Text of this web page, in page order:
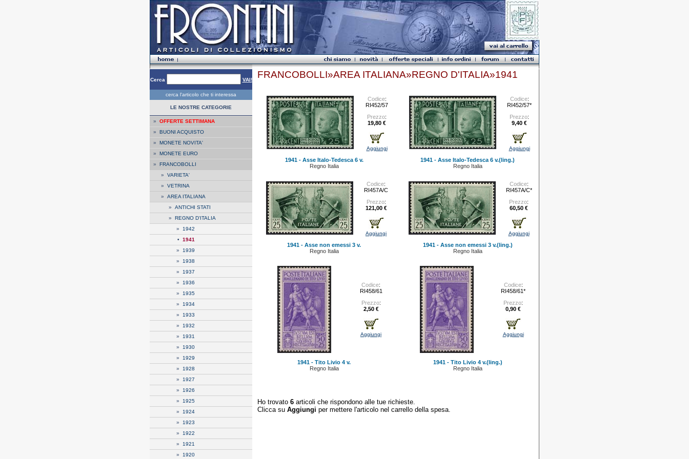
Cerca VAI!
cerca l'articolo che ti interessa
LE NOSTRE CATEGORIE
» OFFERTE SETTIMANA
» BUONI ACQUISTO
» MONETE NOVITA'
» MONETE EURO
» FRANCOBOLLI
» VARIETA'
» VETRINA
» AREA ITALIANA
» ANTICHI STATI
» REGNO D'ITALIA
» 1942
• 1941
» 1939
» 1938
» 1937
» 1936
» 1935
» 1934
» 1933
» 1932
» 1931
» 1930
» 1929
» 1928
» 1927
» 1926
» 1925
» 1924
» 1923
» 1922
» 1921
» 1920
FRANCOBOLLI»AREA ITALIANA»REGNO D'ITALIA»1941
Codice:
RI452/57
Prezzo:
19,80 €
Aggiungi
1941 - Asse Italo-Tedesca 6 v.
Regno Italia
Codice:
RI452/57*
Prezzo:
9,40 €
Aggiungi
1941 - Asse Italo-Tedesca 6 v.(ling.)
Regno Italia
Codice:
RI457A/C
Prezzo:
121,00 €
Aggiungi
1941 - Asse non emessi 3 v.
Regno Italia
Codice:
RI457A/C*
Prezzo:
60,50 €
Aggiungi
1941 - Asse non emessi 3 v.(ling.)
Regno Italia
Codice:
RI458/61
Prezzo:
2,50 €
Aggiungi
1941 - Tito Livio 4 v.
Regno Italia
Codice:
RI458/61*
Prezzo:
0,90 €
Aggiungi
1941 - Tito Livio 4 v.(ling.)
Regno Italia
Ho trovato 6 articoli che rispondono alle tue richieste.
Clicca su Aggiungi per mettere l'articolo nel carrello della spesa.